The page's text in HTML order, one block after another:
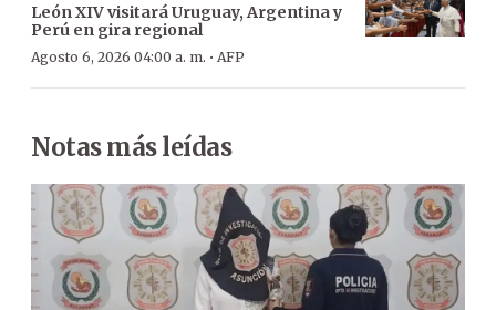
León XIV visitará Uruguay, Argentina y
Perú en gira regional
Agosto 6, 2026 04:00 a. m. · AFP
Notas más leídas